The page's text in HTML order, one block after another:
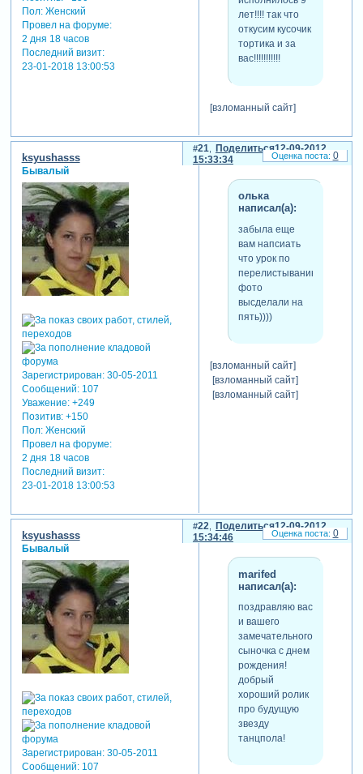
Пол:Женский
Провел на форуме:
2 дня 18 часов
Последний визит:
23-01-2018 13:00:53
лет!!!! так что
откусим кусочик
тортика и за
вас!!!!!!!!!!!
[взломанный сайт]
Поделиться
21
12-09-2012
15:33:34
ksyushasss
Бывалый
Зарегистрирован: 30-05-2011
Сообщений:107
Уважение: +249
Позитив: +150
Пол:Женский
Провел на форуме:
2 дня 18 часов
Последний визит:
23-01-2018 13:00:53
олька
написал(а):
забыла еще
вам напсиать
что урок по
перелистыванию
фото
высделали на
пять))))
[взломанный сайт]
[взломанный сайт]
[взломанный сайт]
0
Поделиться
22
12-09-2012
15:34:46
ksyushasss
Бывалый
Зарегистрирован: 30-05-2011
Сообщений:107
marifed
написал(а):
поздравляю вас
и вашего
замечательного
сыночка с днем
рождения!
добрый
хороший ролик
про будущую
звезду
танцпола!
0